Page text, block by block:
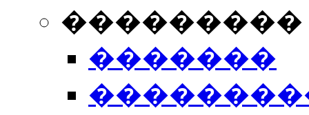
�������